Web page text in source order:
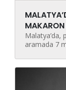
MAKARON
Malatya’da,
aramada 7